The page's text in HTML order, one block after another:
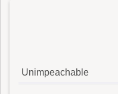
Unimpeachable